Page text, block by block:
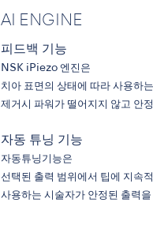
AI ENGINE
피드백 기능
NSK iPiezo 엔진은
치아 표면의 상태에 따라 사용하
제거시 파워가 떨어지지 않고 안
자동 튜닝 기능
자동튜닝기능은
선택된 출력 범위에서 팁에 지속
사용하는 시술자가 안정된 출력